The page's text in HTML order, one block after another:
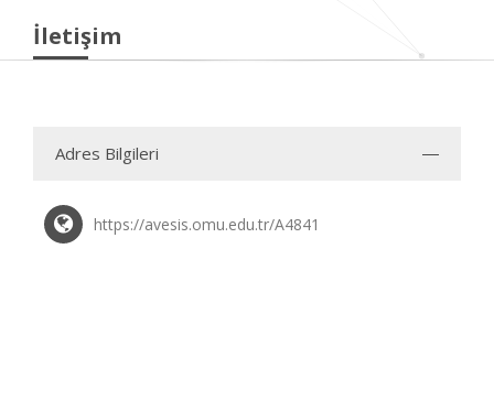
İletişim
Adres Bilgileri
https://avesis.omu.edu.tr/A4841